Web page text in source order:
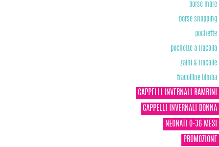
borse mare
borse shopping
pochette
pochette a tracolla
zaini & tracolle
tracolline bimba
CAPPELLI INVERNALI BAMBINI
CAPPELLI INVERNALI DONNA
NEONATI 0-36 MESI
PROMOZIONE